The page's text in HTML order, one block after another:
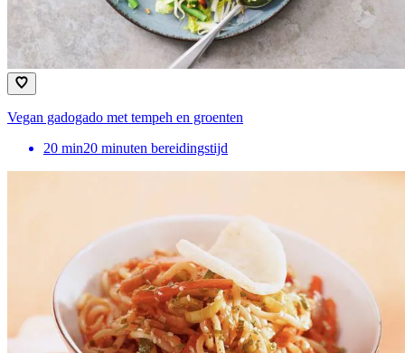
Vegan gadogado met tempeh en groenten
20 min20 minuten bereidingstijd